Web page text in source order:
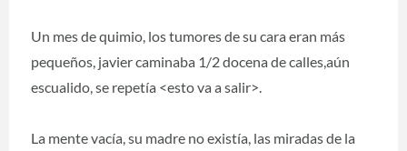
Un mes de quimio, los tumores de su cara eran más
pequeños, javier caminaba 1/2 docena de calles,aún
escualido, se repetía <esto va a salir>.
La mente vacía, su madre no existía, las miradas de la